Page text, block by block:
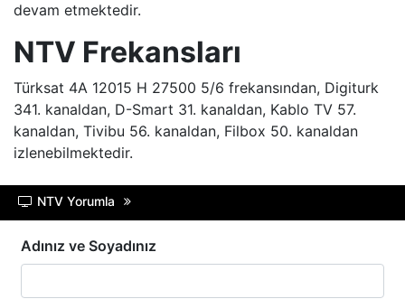
devam etmektedir.
NTV Frekansları
Türksat 4A 12015 H 27500 5/6 frekansından, Digiturk
341. kanaldan, D-Smart 31. kanaldan, Kablo TV 57.
kanaldan, Tivibu 56. kanaldan, Filbox 50. kanaldan
izlenebilmektedir.
NTV Yorumla
Adınız ve Soyadınız